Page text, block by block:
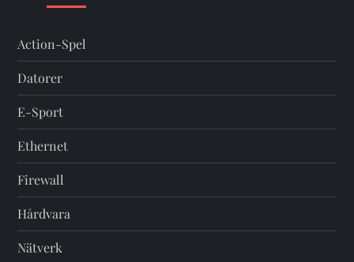
Action-Spel
Datorer
E-Sport
Ethernet
Firewall
Hårdvara
Nätverk